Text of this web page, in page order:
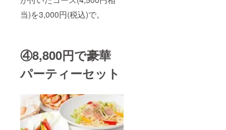
当)を3,000円(税込)で。
④8,800円で豪華
パーティーセット